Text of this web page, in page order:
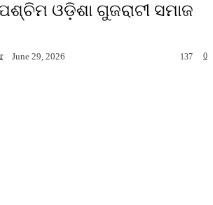
ଓଡ଼ିଶା ଗୁଜରାଟୀ ସମାଜ
June 29, 2026 0
137